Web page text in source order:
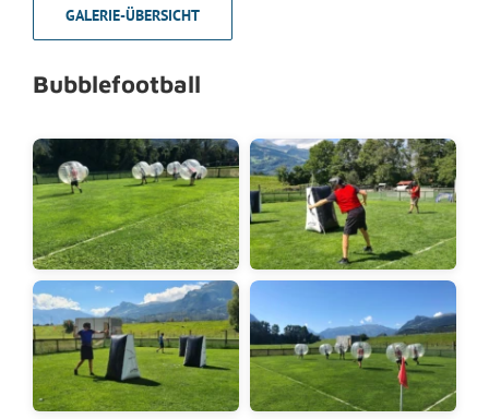
GALERIE-ÜBERSICHT
Bubblefootball